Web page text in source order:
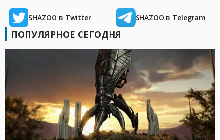
SHAZOO в Twitter SHAZOO в Telegram
ПОПУЛЯРНОЕ СЕГОДНЯ